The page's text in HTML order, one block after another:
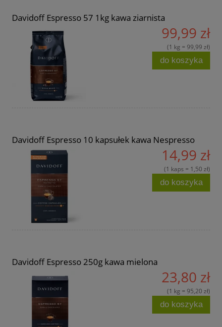
Davidoff Espresso 57 1kg kawa ziarnista
99,99 zł
(1 kg = 99,99 zł)
do koszyka
Davidoff Espresso 10 kapsułek kawa Nespresso
14,99 zł
(1 kaps = 1,50 zł)
do koszyka
Davidoff Espresso 250g kawa mielona
23,80 zł
(1 kg = 95,20 zł)
do koszyka